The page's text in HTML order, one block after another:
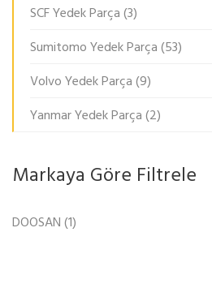
SCF Yedek Parça(3)
Sumitomo Yedek Parça(53)
Volvo Yedek Parça(9)
Yanmar Yedek Parça(2)
Markaya Göre Filtrele
DOOSAN(1)